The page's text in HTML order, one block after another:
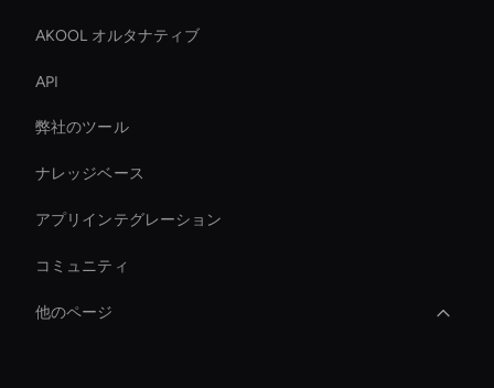
AKOOL オルタナティブ
API
弊社のツール
ナレッジベース
アプリインテグレーション
コミュニティ
他のページ